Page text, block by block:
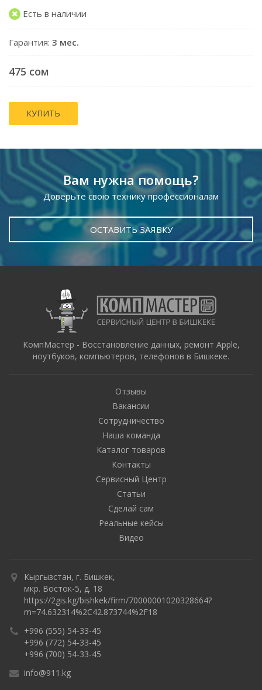
Есть в наличии
Гарантия: 3 мес.
475 сом
КУПИТЬ
Вам нужна помощь?
Доверьте свою технику профессионалам
ОСТАВИТЬ ЗАЯВКУ
КомпМастер - Восстановление данных, ремонт Apple,
ноутбуков, компьютеров, телефонов в Бишкеке.
Отзывы
Вакансии
Сотрудничество
Наша команда
Каталог товаров
Контакты
Сервисный Центр
Статьи
Сделай сам
Реальные кейсы
Видео
Кыргызстан, г. Бишкек,
мкр. Восток-5, д. 18
https://2gis.kg/bishkek/firm/70000001020328664?
m=74.632314%2C42.873744%2F18
+996 (555) 54-33-45
+996 (772) 54-33-45
+996 (700) 54-33-45
info@911.kg